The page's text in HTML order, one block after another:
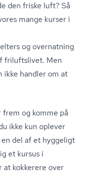
den friske luft? Så
mange kurser i
og overnatning
friluftslivet. Men
ikke handler om at
og komme på
ikke kun oplever
en del af et hyggeligt
et kursus i
at kokkerere over